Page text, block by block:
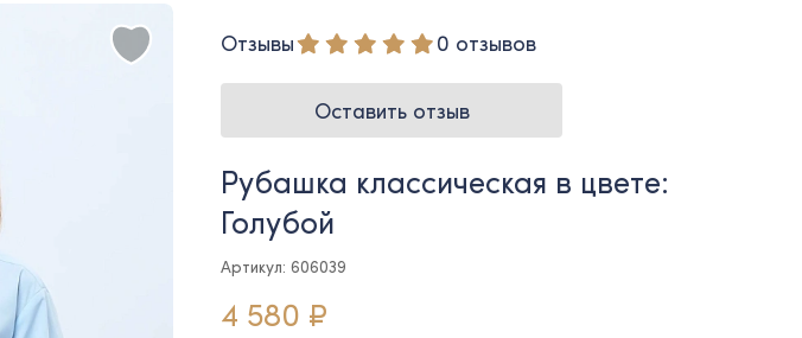
Отзывы 0 отзывов
Оставить отзыв
Рубашка классическая в цвете:
Голубой
Артикул: 606039
4 580 ₽